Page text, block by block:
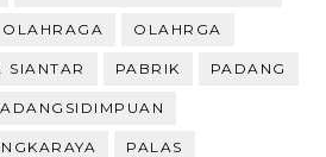
OLAHRAGA OLAHRGA
SIANTAR PABRIK PADANG
PALAS